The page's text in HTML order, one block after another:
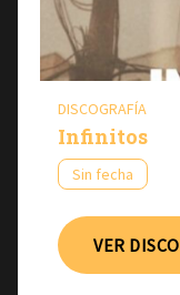
DISCOGRAFÍA
Infinitos
Sin fecha
VER DISCO